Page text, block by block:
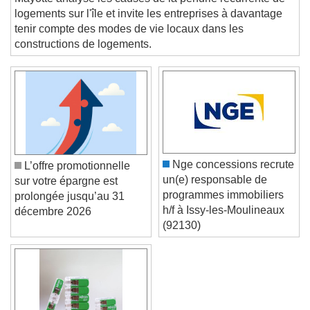
Color Opacity
Text Background
Caption Area Background
Color
Font Size
Text Edge Style
Font Family
Reset
Mayotte analyse les causes de la pénurie récurrente de
logements sur l'île et invite les entreprises à davantage
tenir compte des modes de vie locaux dans les
constructions de logements.
L’offre promotionnelle
sur votre épargne est
prolongée jusqu’au 31
Nge concessions recrute
un(e) responsable de
programmes immobiliers
h/f à Issy-les-Moulineaux
(92130)